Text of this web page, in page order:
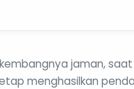
jaman,
menghasilkan